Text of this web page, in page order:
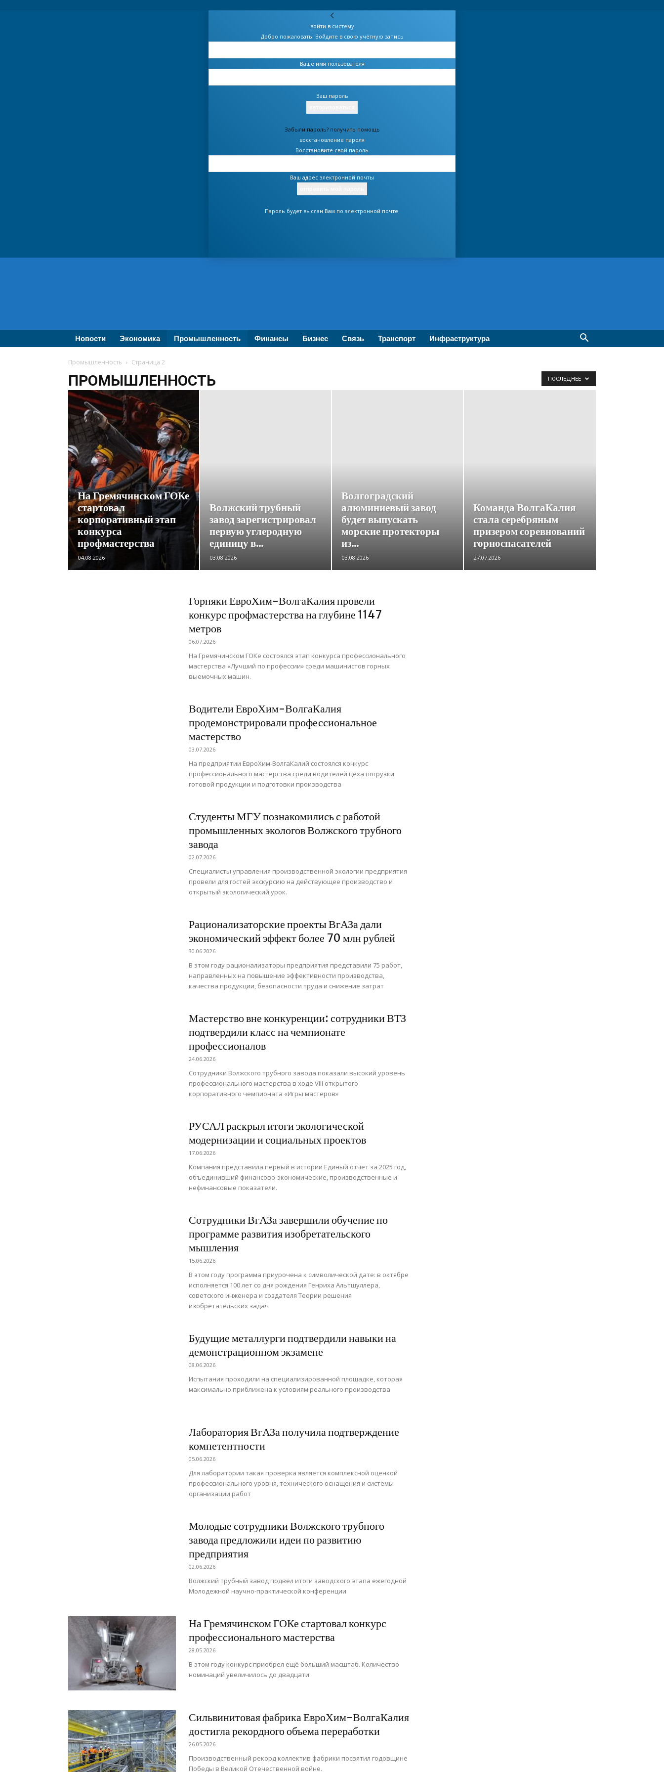
войти в систему
Добро пожаловать! Войдите в свою учётную запись
Ваше имя пользователя
Ваш пароль
Забыли пароль? получить помощь
восстановление пароля
Восстановите свой пароль
Ваш адрес электронной почты
Пароль будет выслан Вам по электронной почте.
бизнеса
Новости Экономика Промышленность Финансы Бизнес Связь Транспорт Инфраструктура
Промышленность Страница 2
ПРОМЫШЛЕННОСТЬ ПОСЛЕДНЕЕ
На Гремячинском ГОКе
стартовал
корпоративный этап
конкурса
профмастерства
04.08.2026
Волжский трубный
завод зарегистрировал
первую углеродную
единицу в...
03.08.2026
Волгоградский
алюминиевый завод
будет выпускать
морские протекторы
из...
03.08.2026
Команда ВолгаКалия
стала серебряным
призером соревнований
горноспасателей
27.07.2026
Горняки ЕвроХим-ВолгаКалия провели
конкурс профмастерства на глубине 1147
метров
06.07.2026
На Гремячинском ГОКе состоялся этап конкурса профессионального
мастерства «Лучший по профессии» среди машинистов горных
выемочных машин.
Водители ЕвроХим-ВолгаКалия
продемонстрировали профессиональное
мастерство
03.07.2026
На предприятии ЕвроХим-ВолгаКалий состоялся конкурс
профессионального мастерства среди водителей цеха погрузки
готовой продукции и подготовки производства
Студенты МГУ познакомились с работой
промышленных экологов Волжского трубного
завода
02.07.2026
Специалисты управления производственной экологии предприятия
провели для гостей экскурсию на действующее производство и
открытый экологический урок.
Рационализаторские проекты ВгАЗа дали
экономический эффект более 70 млн рублей
30.06.2026
В этом году рационализаторы предприятия представили 75 работ,
направленных на повышение эффективности производства,
качества продукции, безопасности труда и снижение затрат
Мастерство вне конкуренции: сотрудники ВТЗ
подтвердили класс на чемпионате
профессионалов
24.06.2026
Сотрудники Волжского трубного завода показали высокий уровень
профессионального мастерства в ходе VIII открытого
корпоративного чемпионата «Игры мастеров»
РУСАЛ раскрыл итоги экологической
модернизации и социальных проектов
17.06.2026
Компания представила первый в истории Единый отчет за 2025 год,
объединивший финансово-экономические, производственные и
нефинансовые показатели.
Сотрудники ВгАЗа завершили обучение по
программе развития изобретательского
мышления
15.06.2026
В этом году программа приурочена к символической дате: в октябре
исполняется 100 лет со дня рождения Генриха Альтшуллера,
советского инженера и создателя Теории решения
изобретательских задач
Будущие металлурги подтвердили навыки на
демонстрационном экзамене
08.06.2026
Испытания проходили на специализированной площадке, которая
максимально приближена к условиям реального производства
Лаборатория ВгАЗа получила подтверждение
компетентности
05.06.2026
Для лаборатории такая проверка является комплексной оценкой
профессионального уровня, технического оснащения и системы
организации работ
Молодые сотрудники Волжского трубного
завода предложили идеи по развитию
предприятия
02.06.2026
Волжский трубный завод подвел итоги заводского этапа ежегодной
Молодежной научно-практической конференции
На Гремячинском ГОКе стартовал конкурс
профессионального мастерства
28.05.2026
В этом году конкурс приобрел ещё больший масштаб. Количество
номинаций увеличилось до двадцати
Сильвинитовая фабрика ЕвроХим-ВолгаКалия
достигла рекордного объема переработки
26.05.2026
Производственный рекорд коллектив фабрики посвятил годовщине
Победы в Великой Отечественной войне.